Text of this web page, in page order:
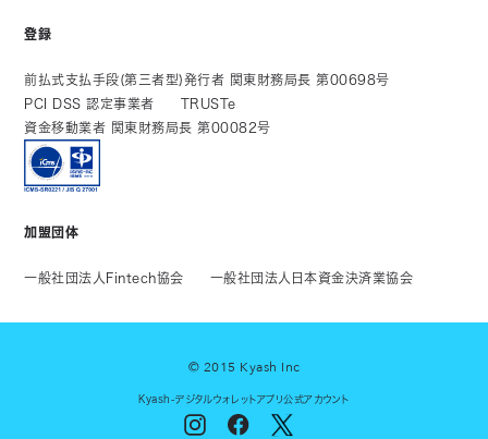
登録
前払式支払手段(第三者型)発行者 関東財務局長 第00698号
PCI DSS 認定事業者
TRUSTe
資金移動業者 関東財務局長 第00082号
加盟団体
一般社団法人Fintech協会 一般社団法人日本資金決済業協会
© 2015 Kyash Inc
Kyash-デジタルウォレットアプリ公式アカウント